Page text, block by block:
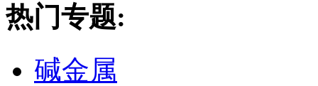
热门专题:
碱金属